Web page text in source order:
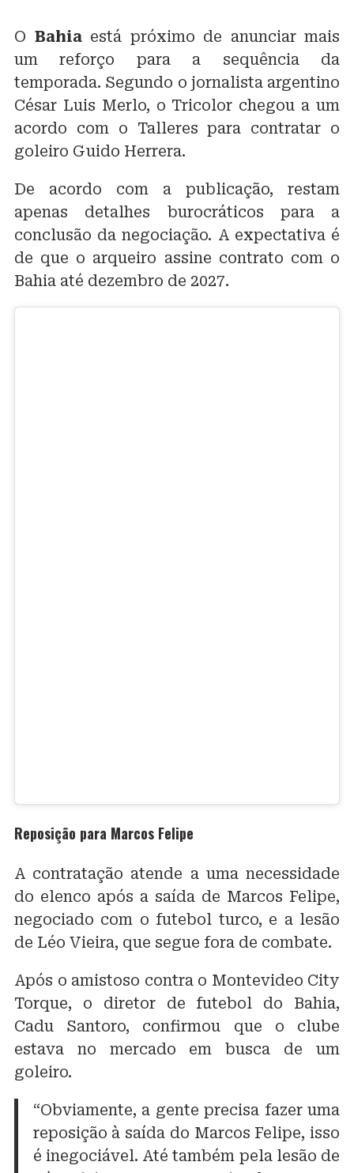
O Bahiaestá próximo de anunciar mais
um reforço para a sequência da
temporada. Segundo o jornalista argentino
César Luis Merlo, o Tricolor chegou a um
acordo com o Talleres para contratar o
goleiro Guido Herrera.
De acordo com a publicação, restam
apenas detalhes burocráticos para a
conclusão da negociação. A expectativa é
de que o arqueiro assine contrato com o
Bahia até dezembro de 2027.
Reposição para Marcos Felipe
A contratação atende a uma necessidade
do elenco após a saída de Marcos Felipe,
negociado com o futebol turco, e a lesão
de Léo Vieira, que segue fora de combate.
Após o amistoso contra o Montevideo City
Torque, o diretor de futebol do Bahia,
Cadu Santoro, confirmou que o clube
estava no mercado em busca de um
goleiro.
“Obviamente, a gente precisa fazer uma
reposição à saída do Marcos Felipe, isso
é inegociável. Até também pela lesão de